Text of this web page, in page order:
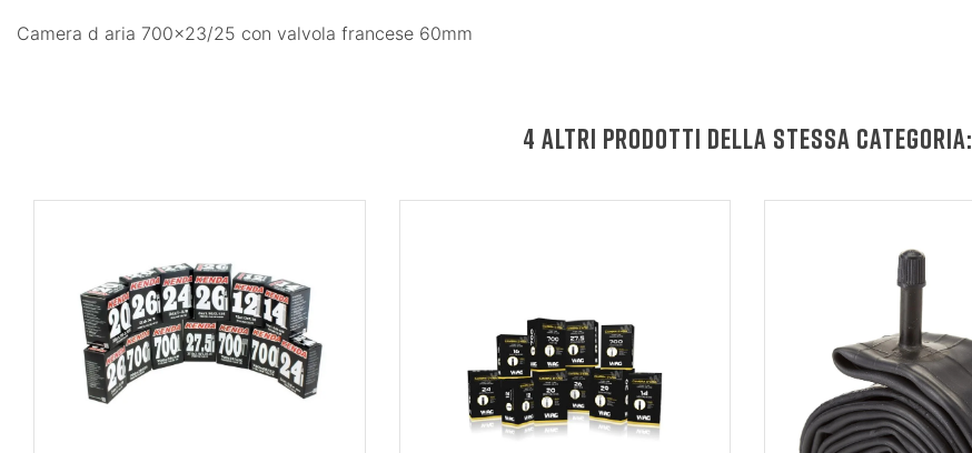
Camera d aria 700x23/25 con valvola francese 60mm
4 ALTRI PRODOTTI DELLA STESSA CATEGORIA: